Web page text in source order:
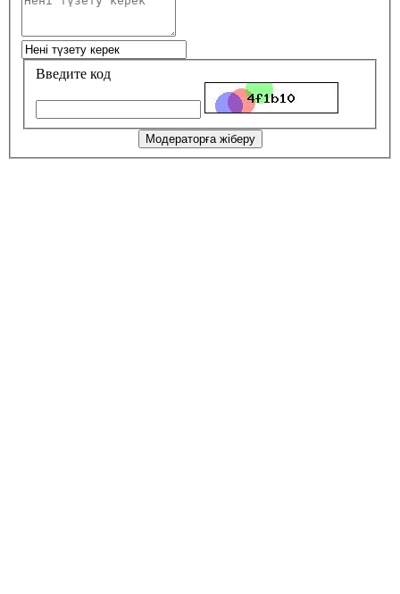
Введите код
Модераторға жіберу